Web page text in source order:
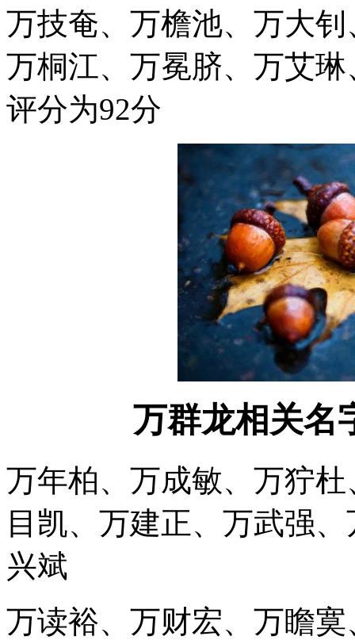
万技奄、万檐池、万大
万桐江、万冕脐、万艾
评分为92分
万群龙相关名
万年柏、万成敏、万狞
目凯、万建正、万武强
兴斌
万读裕、万财宏、万瞻